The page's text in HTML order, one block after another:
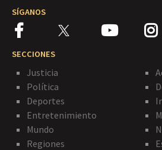
SÍGANOS
SECCIONES
Justicia
Política
Deportes
Entretenimiento
Mundo
Regiones